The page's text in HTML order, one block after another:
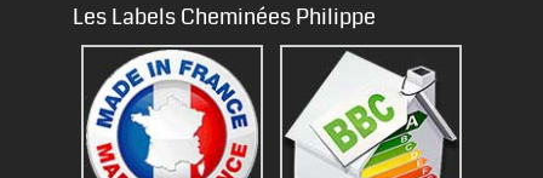
Les Labels Cheminées Philippe